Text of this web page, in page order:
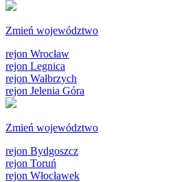
Zmień województwo
rejon Wrocław
rejon Legnica
rejon Wałbrzych
rejon Jelenia Góra
Zmień województwo
rejon Bydgoszcz
rejon Toruń
rejon Włocławek